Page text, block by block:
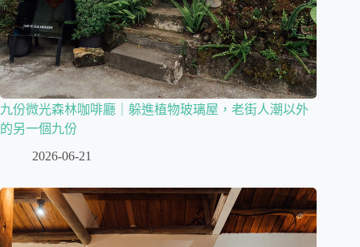
九份微光森林咖啡廳｜躲進植物玻璃屋，老街人潮以外
的另一個九份
2026-06-21